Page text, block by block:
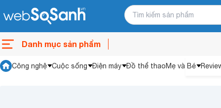
Danh mục sản phẩm
Công nghệ Cuộc sống Điện máy Đồ thể thaoMẹ và Bé